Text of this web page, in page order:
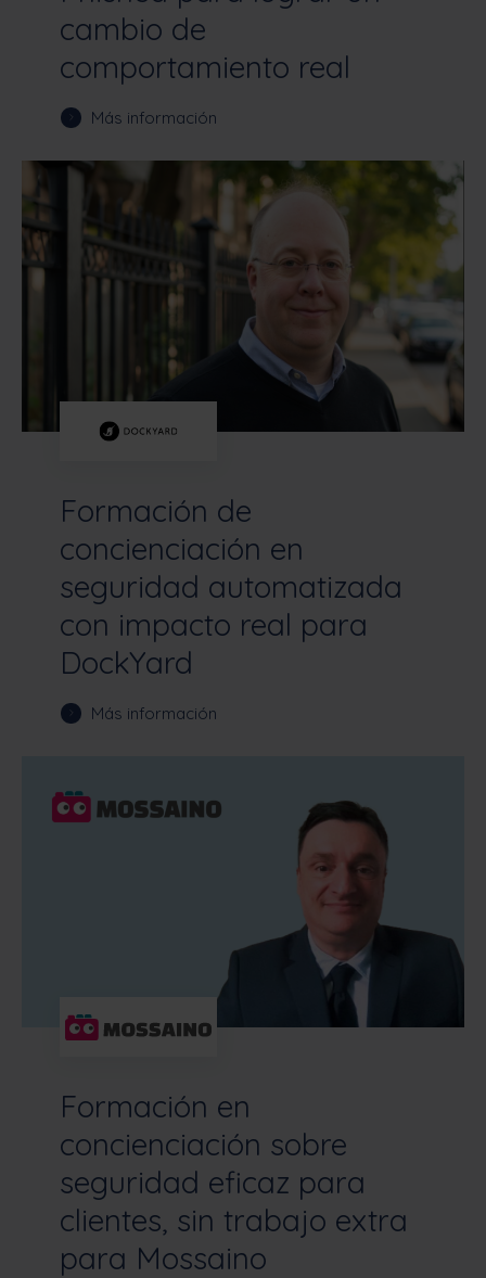
cambio de
comportamiento real
Más información
Formación de
concienciación en
seguridad automatizada
con impacto real para
DockYard
Más información
Formación en
concienciación sobre
seguridad eficaz para
clientes, sin trabajo extra
para Mossaino